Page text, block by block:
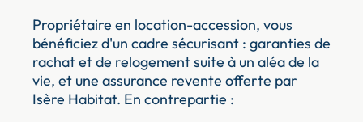
Propriétaire en location-accession, vous
bénéficiez d'un cadre sécurisant : garanties de
rachat et de relogement suite à un aléa de la
vie, et une assurance revente offerte par
Isère Habitat. En contrepartie :